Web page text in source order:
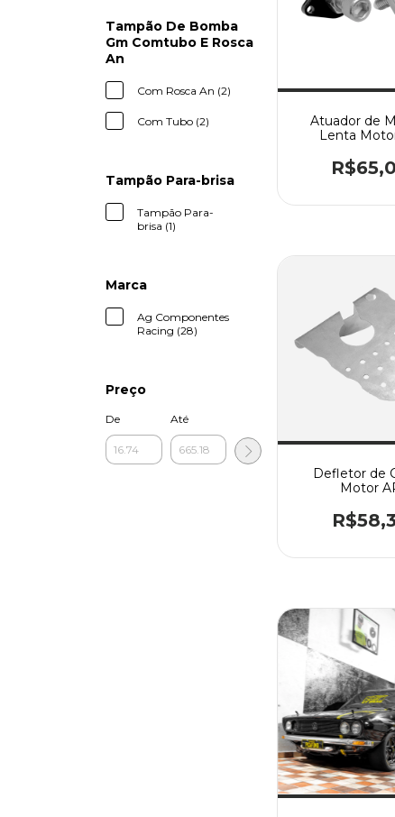
Tampão De Bomba
Gm Comtubo E Rosca
An
Com Rosca An (2)
Com Tubo (2)
Tampão Para-brisa
Tampão Para-
brisa (1)
Marca
Ag Componentes
Racing (28)
Preço
De Até
Atuador de
Lenta
Defletor de
Motor